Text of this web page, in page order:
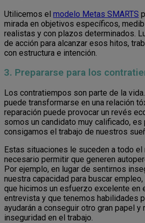
Utilicemos el modelo Metas SMARTS
mirada en objetivos específicos,
realistas y con plazos determinados.
de acción para alcanzar esos hitos,
con estructura e intención.
3. Prepararse para los
Los contratiempos son parte de la
puede transformarse en una relación
reparación puede provocar un revés
somos un candidato muy calificado,
consigamos el trabajo de nuestros
Estas situaciones le suceden a todo el
necesario permitir que generen
Por ejemplo, en lugar de sentirnos
nuestra capacidad para buscar
que hicimos un esfuerzo excelente en
entrevista y que tenemos habilidades
ayudarán a conseguir otro gran papel y
inseguridad en el trabajo.